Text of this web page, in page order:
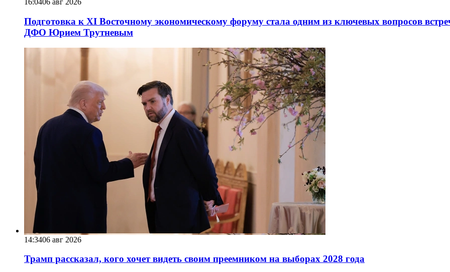
16:0406 авг 2026
Подготовка к XI Восточному экономическому форуму стала одним из ключевых вопросов
ДФО Юрием Трутневым
14:3406 авг 2026
Трамп рассказал, кого хочет видеть своим преемником на выборах 2028 года